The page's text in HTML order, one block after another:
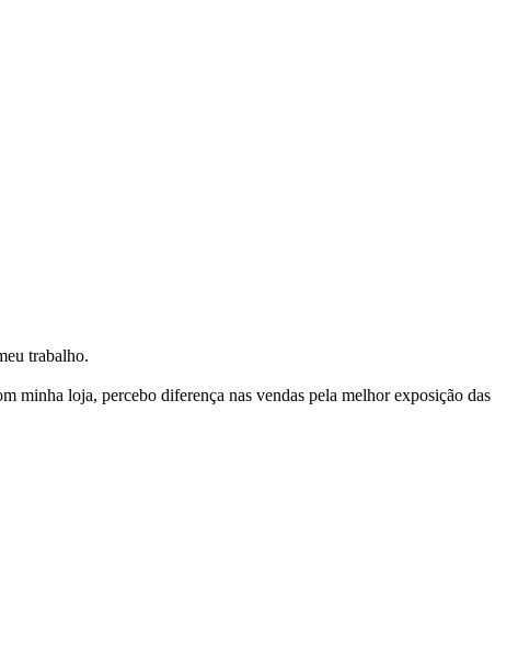
trabalho.
loja, percebo diferença nas vendas pela melhor exposição das